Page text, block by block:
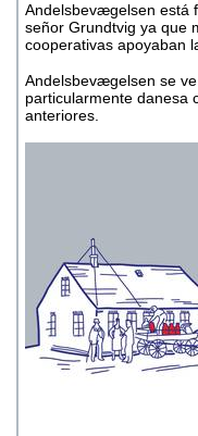
Andelsbevægelsen está
señor Grundtvig ya que
cooperativas apoyaban
Andelsbevægelsen se
particularmente danesa
anteriores.